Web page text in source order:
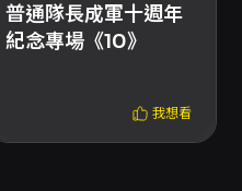
普通隊長成軍十週年
紀念專場《10》
我想看